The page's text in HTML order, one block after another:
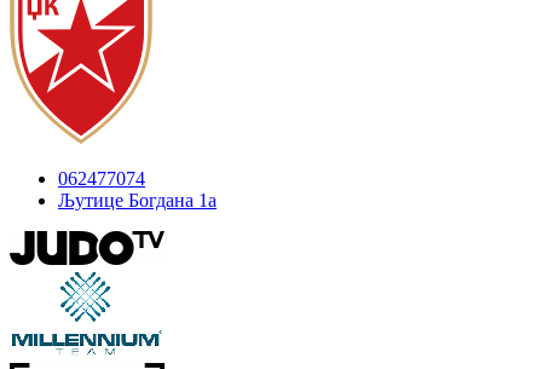
062477074
Љутице Богдана 1а